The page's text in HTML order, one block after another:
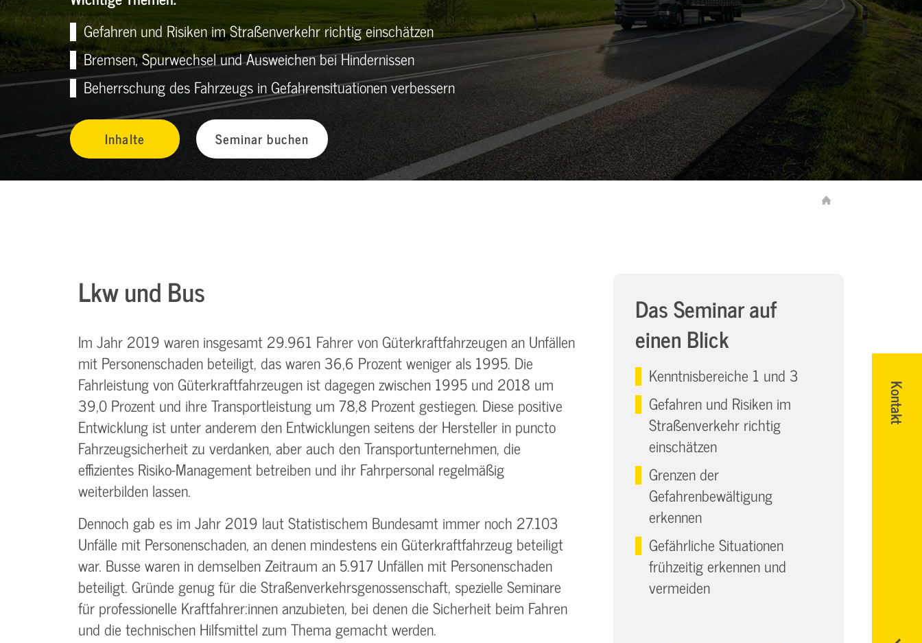
Gefahren und Risiken im Straßenverkehr richtig einschätzen
Bremsen, Spurwechsel und Ausweichen bei Hindernissen
Beherrschung des Fahrzeugs in Gefahrensituationen verbessern
Inhalte Seminar buchen
Kontakt
Lkw und Bus
Im Jahr 2019 waren insgesamt 29.961 Fahrer von Güterkraftfahrzeugen an Unfällen
mit Personenschaden beteiligt, das waren 36,6 Prozent weniger als 1995. Die
Fahrleistung von Güterkraftfahrzeugen ist dagegen zwischen 1995 und 2018 um
39,0 Prozent und ihre Transportleistung um 78,8 Prozent gestiegen. Diese positive
Entwicklung ist unter anderem den Entwicklungen seitens der Hersteller in puncto
Fahrzeugsicherheit zu verdanken, aber auch den Transportunternehmen, die
effizientes Risiko-Management betreiben und ihr Fahrpersonal regelmäßig
weiterbilden lassen.
Dennoch gab es im Jahr 2019 laut Statistischem Bundesamt immer noch 27.103
Unfälle mit Personenschaden, an denen mindestens ein Güterkraftfahrzeug beteiligt
war. Busse waren in demselben Zeitraum an 5.917 Unfällen mit Personenschaden
beteiligt. Gründe genug für die Straßenverkehrsgenossenschaft, spezielle Seminare
für professionelle Kraftfahrer:innen anzubieten, bei denen die Sicherheit beim Fahren
und die technischen Hilfsmittel zum Thema gemacht werden.
Das Seminar auf
einen Blick
Kenntnisbereiche 1 und 3
Gefahren und Risiken im
Straßenverkehr richtig
einschätzen
Grenzen der
Gefahrenbewältigung
erkennen
Gefährliche Situationen
frühzeitig erkennen und
vermeiden